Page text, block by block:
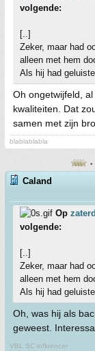
volgende:
[..]
Zeker, maar had
alleen met hem
Als hij had
Oh ongetwijfeld,
kwaliteiten. Dat
samen met zijn
blablablabla
Caland
Op
volgende:
[..]
Zeker, maar had
alleen met hem
Als hij had
Oh, was hij als
geweest.
VBL SC influencer